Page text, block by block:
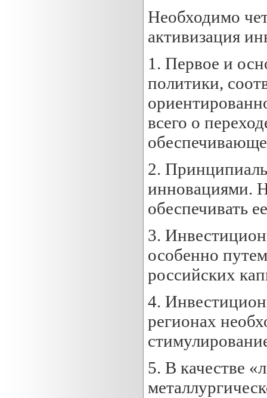
Необходимо
активизация
1. Первое и
политики,
всего о
2.
инновациями.
обеспечивать
3.
особенно
российских
4.
регионах
5. В качестве